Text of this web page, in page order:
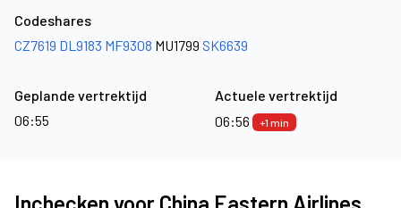
Codeshares
CZ7619 DL9183 MF9308 MU1799 SK6639
Geplande vertrektijd
06:55
Actuele vertrektijd
06:56
+1 min